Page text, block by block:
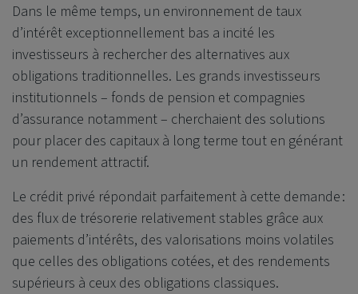
Dans le même temps, un environnement de taux
d’intérêt exceptionnellement bas a incité les
investisseurs à rechercher des alternatives aux
obligations traditionnelles. Les grands investisseurs
institutionnels – fonds de pension et compagnies
d’assurance notamment – cherchaient des solutions
pour placer des capitaux à long terme tout en générant
un rendement attractif.
Le crédit privé répondait parfaitement à cette demande :
des flux de trésorerie relativement stables grâce aux
paiements d’intérêts, des valorisations moins volatiles
que celles des obligations cotées, et des rendements
supérieurs à ceux des obligations classiques.